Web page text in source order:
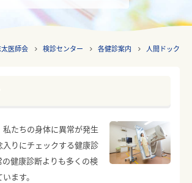
医師会 検診センター 各健診案内 人間ドック
私たちの身体に異常が発生
入りにチェックする健康診
健康診断よりも多くの検
ます。